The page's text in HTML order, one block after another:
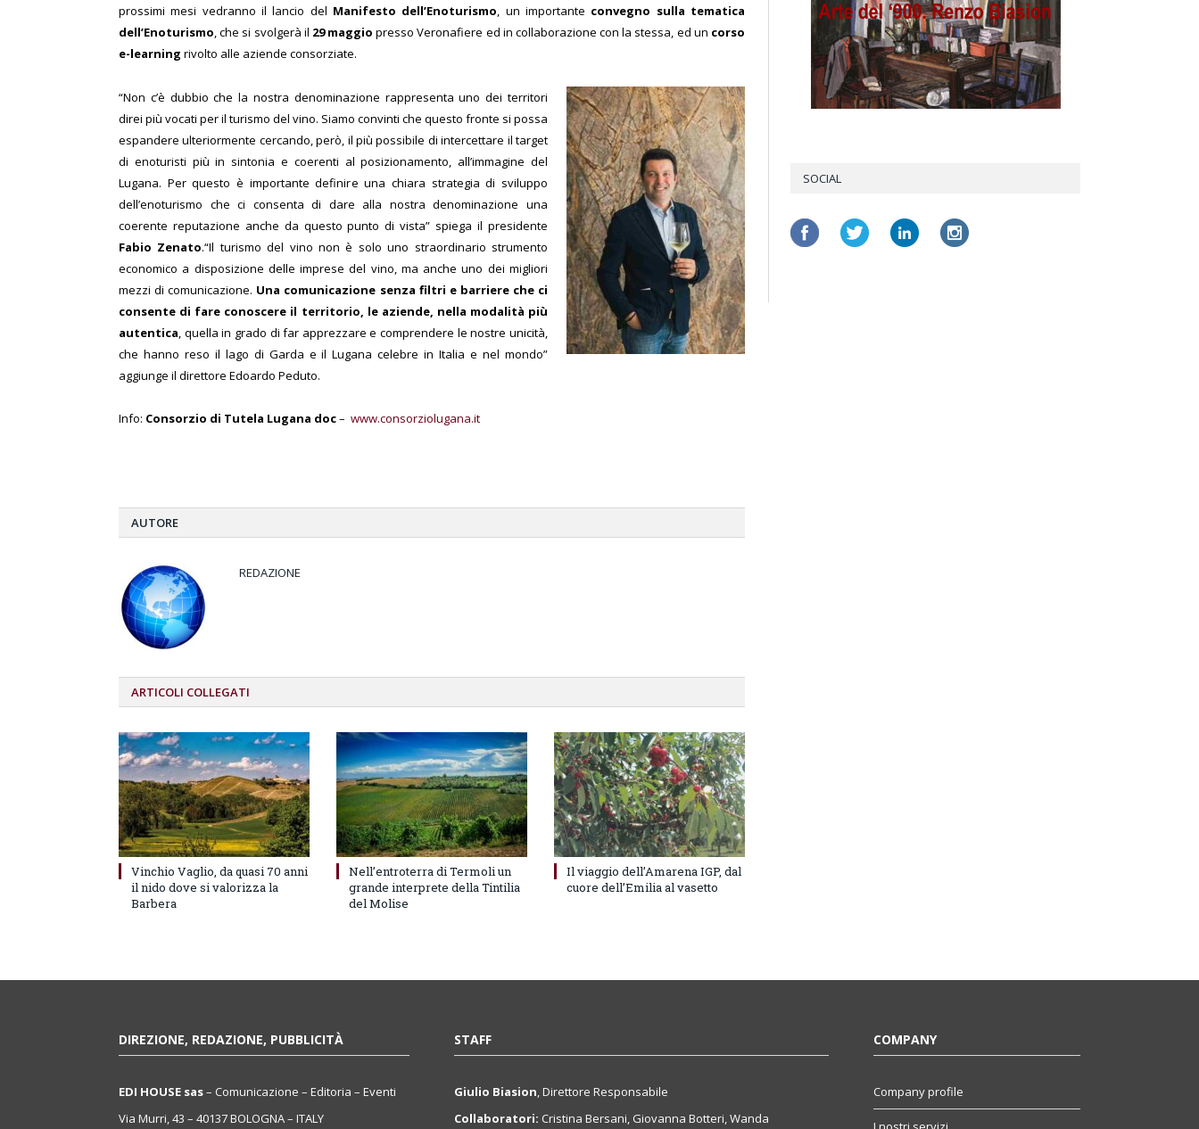
prossimi mesi vedranno il lancio del Manifesto dell’Enoturismo, un importante convegno sulla tematica
dell’Enoturismo, che si svolgerà il 29 maggio presso Veronafiere ed in collaborazione con la stessa, ed un corso
e-learning rivolto alle aziende consorziate.
“Non c’è dubbio che la nostra denominazione rappresenta uno dei territori
direi più vocati per il turismo del vino. Siamo convinti che questo fronte si possa
espandere ulteriormente cercando, però, il più possibile di intercettare il target
di enoturisti più in sintonia e coerenti al posizionamento, all’immagine del
Lugana. Per questo è importante definire una chiara strategia di sviluppo
dell’enoturismo che ci consenta di dare alla nostra denominazione una
coerente reputazione anche da questo punto di vista” spiega il presidente
Fabio Zenato.“Il turismo del vino non è solo uno straordinario strumento
economico a disposizione delle imprese del vino, ma anche uno dei migliori
mezzi di comunicazione. Una comunicazione senza filtri e barriere che ci
consente di fare conoscere il territorio, le aziende, nella modalità più
autentica , quella in grado di far apprezzare e comprendere le nostre unicità,
che hanno reso il lago di Garda e il Lugana celebre in Italia e nel mondo”
aggiunge il direttore Edoardo Peduto.
Info: Consorzio di Tutela Lugana doc– www.consorziolugana.it
AUTORE
REDAZIONE
ARTICOLI COLLEGATI
Vinchio Vaglio, da quasi 70 anni
il nido dove si valorizza la
Barbera
Nell’entroterra di Termoli un
grande interprete della Tintilia
del Molise
Il viaggio dell’Amarena IGP, dal
cuore dell’Emilia al vasetto
SOCIAL
DIREZIONE, REDAZIONE, PUBBLICITÀ
EDI HOUSE sas– Comunicazione – Editoria – Eventi
Via Murri, 43 – 40137 BOLOGNA – ITALY
STAFF
Giulio Biasion, Direttore Responsabile
Collaboratori: Cristina Bersani, Giovanna Botteri, Wanda
COMPANY
Company profile